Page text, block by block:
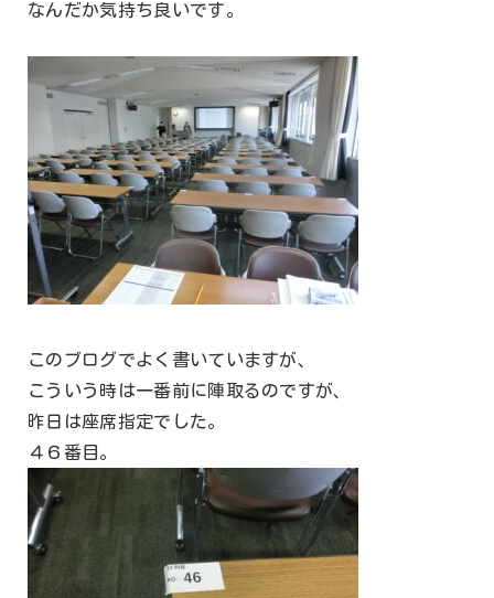
なんだか気持ち良いです。
このブログでよく書いていますが、
こういう時は一番前に陣取るのですが、
昨日は座席指定でした。
４６番目。